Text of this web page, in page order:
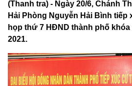
(Thanh tra) - Ngày 20/6, Chánh
Hải Phòng Nguyễn Hải Bình
họp thứ 7 HĐND thành phố khóa
2021.